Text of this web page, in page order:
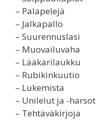
– Palapelejä
– Jalkapallo
– Suurennuslasi
– Muovailuvaha
– Lääkärilaukku
– Rubikinkuutio
– Lukemista
– Unilelut ja -harsot
– Tehtäväkirjoja